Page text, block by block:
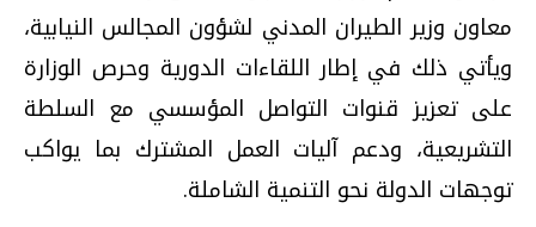
معاون وزير الطيران المدني لشؤون المجالس النيابية،
ويأتي ذلك في إطار اللقاءات الدورية وحرص الوزارة
على تعزيز قنوات التواصل المؤسسي مع السلطة
التشريعية، ودعم آليات العمل المشترك بما يواكب
توجهات الدولة نحو التنمية الشاملة.